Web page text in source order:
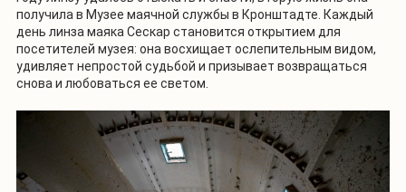
получила в Музее маячной службы в Кронштадте. Каждый
день линза маяка Сескар становится открытием для
посетителей музея: она восхищает ослепительным видом,
удивляет непростой судьбой и призывает возвращаться
снова и любоваться ее светом.